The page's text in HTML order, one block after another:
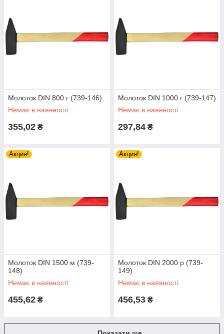
Молоток DIN 800 г (739-146)
Немає в наявності
355,02 ₴
Молоток DIN 1000 г (739-147)
Немає в наявності
297,84 ₴
Акция!
Молоток DIN 1500 м (739-
148)
Немає в наявності
455,62 ₴
Акция!
Молоток DIN 2000 р (739-
149)
Немає в наявності
456,53 ₴